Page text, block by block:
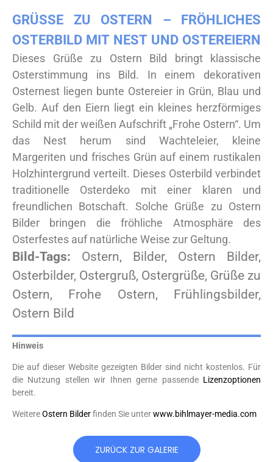
GRÜSSE ZU OSTERN – FRÖHLICHES O
STERBILD MIT NEST UND OSTEREIERN
Dieses Grüße zu Ostern Bild bringt klassische
Osterstimmung ins Bild. In einem dekorativen
Osternest liegen bunte Ostereier in Grün, Blau und
Gelb. Auf den Eiern liegt ein kleines herzförmiges
Schild mit der weißen Aufschrift „Frohe Ostern“. Um
das Nest herum sind Wachteleier, kleine
Margeriten und frisches Grün auf einem rustikalen
Holzhintergrund verteilt. Dieses Osterbild verbindet
traditionelle Osterdeko mit einer klaren und
freundlichen Botschaft. Solche Grüße zu Ostern
Bilder bringen die fröhliche Atmosphäre des
Osterfestes auf natürliche Weise zur Geltung.
Bild-Tags: Ostern, Bilder, Ostern Bilder,
Osterbilder, Ostergruß, Ostergrüße, Grüße zu
Ostern, Frohe Ostern, Frühlingsbilder,
Ostern Bild
Hinweis
Die auf dieser Website gezeigten Bilder sind nicht kostenlos. Für
die Nutzung stellen wir Ihnen gerne passende Lizenzoptionen
bereit.
WeitereOstern Bilderfinden Sie unterwww.bihlmayer-media.com
ZURÜCK ZUR GALERIE